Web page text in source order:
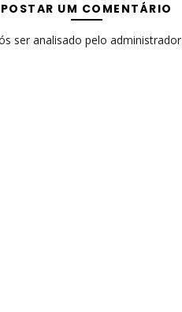
POSTAR UM COMENTÁRIO
ser analisado pelo administrador